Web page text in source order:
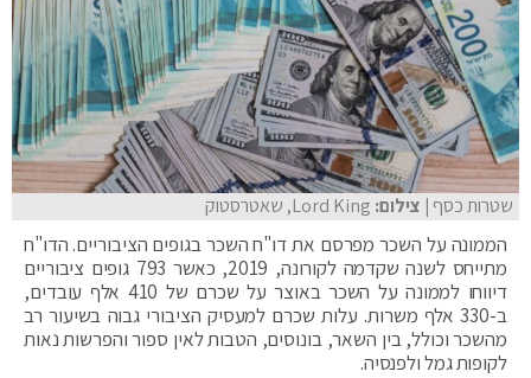
שטרות כסף | צילום: Lord King, שאטרסטוק
הממונה על השכר מפרסם את דו"ח השכר בגופים הציבוריים. הדו"ח
מתייחס לשנה שקדמה לקורונה, 2019, כאשר 793 גופים ציבוריים
דיווחו לממונה על השכר באוצר על שכרם של 410 אלף עובדים,
ב-330 אלף משרות. עלות שכרם למעסיק הציבורי גבוה בשיעור רב
מהשכר וכולל, בין השאר, בונוסים, הטבות לאין ספור והפרשות נאות
לקופות גמל ולפנסיה.